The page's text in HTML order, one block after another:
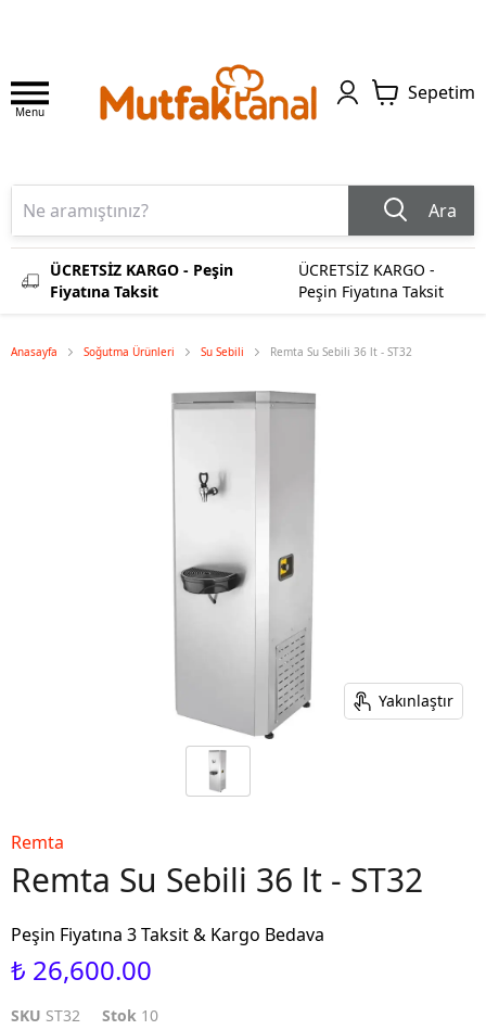
Menu
Sepetim
Ara
ÜCRETSİZ KARGO - Peşin
Fiyatına Taksit
ÜCRETSİZ KARGO -
Peşin Fiyatına Taksit
Anasayfa Soğutma Ürünleri Su Sebili Remta Su Sebili 36 lt - ST32
Yakınlaştır
Remta
Remta Su Sebili 36 lt - ST32
Peşin Fiyatına 3 Taksit & Kargo Bedava
₺ 26,600.00
SKU ST32 Stok 10